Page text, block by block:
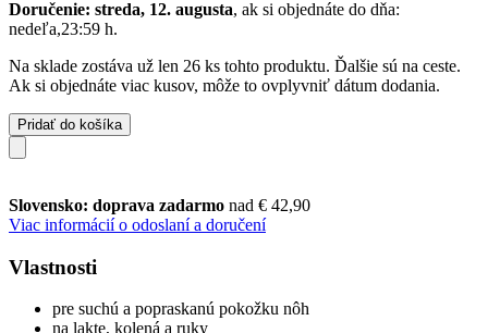
Doručenie: streda, 12. augusta, ak si objednáte do dňa:
nedeľa,23:59 h.
Na sklade zostáva už len 26 ks tohto produktu. Ďalšie sú na ceste.
Ak si objednáte viac kusov, môže to ovplyvniť dátum dodania.
Pridať do košíka
Slovensko: doprava zadarmo nad € 42,90
Viac informácií o odoslaní a doručení
Vlastnosti
pre suchú a popraskanú pokožku nôh
na lakte, kolená a ruky